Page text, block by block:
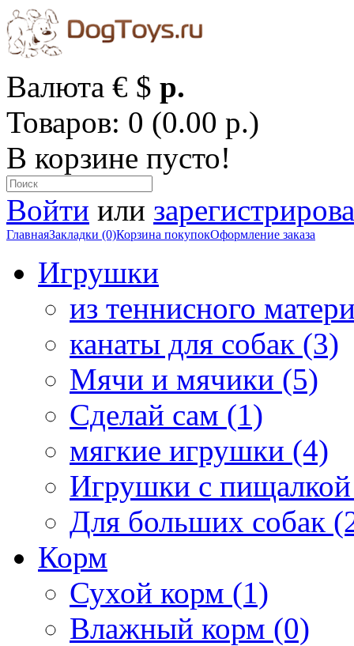
Валюта € $ р.
Товаров: 0 (0.00 р.)
В корзине пусто!
Войти или
ГлавнаяЗакладки (0)Корзина покупокОформление заказа
Игрушки
из теннисного
канаты для собак (3)
Мячи и мячики (5)
Сделай сам (1)
мягкие игрушки (4)
Игрушки с
Для больших собак
Корм
Сухой корм (1)
Влажный корм (0)